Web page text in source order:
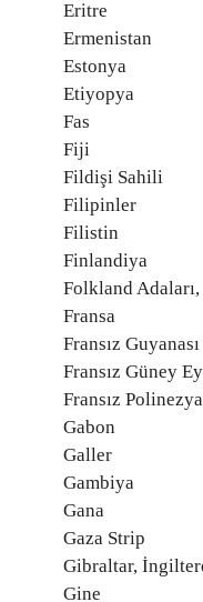
Eritre
Ermenistan
Estonya
Etiyopya
Fas
Fiji
Fildişi Sahili
Filipinler
Filistin
Finlandiya
Folkland
Fransa
Fransız Guyanası
Fransız Güney
Fransız
Gabon
Galler
Gambiya
Gana
Gaza Strip
Gibraltar,
Gine